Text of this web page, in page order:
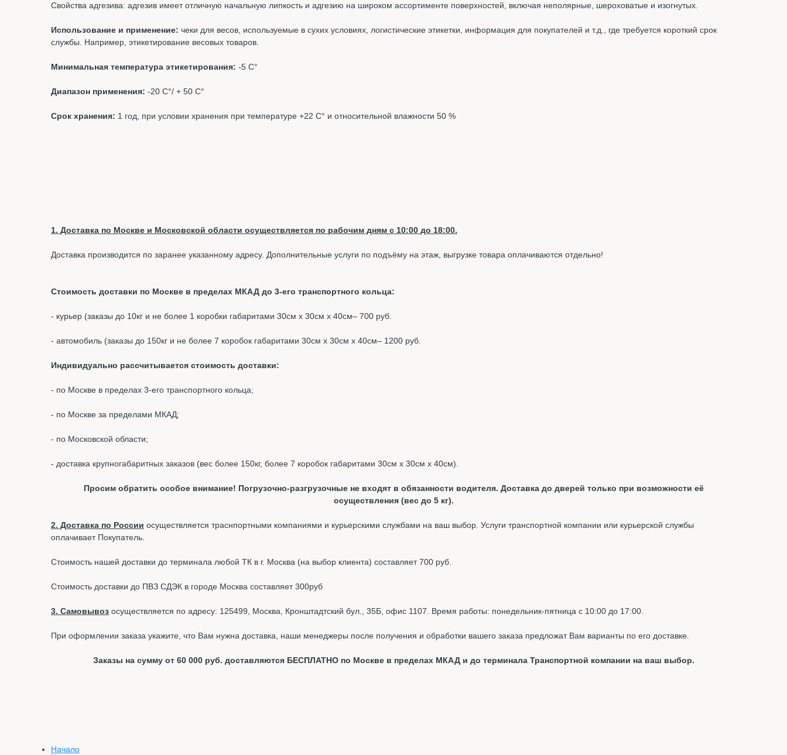
Свойства адгезива: адгезив имеет отличную начальную липкость и адгезию на широком ассортименте поверхностей, включая неполярные, шероховатые и изогнутых.
Использование и применение: чеки для весов, используемые в сухих условиях, логистические этикетки, информация для покупателей и т.д., где требуется короткий срок
службы. Например, этикетирование весовых товаров.
Минимальная температура этикетирования: -5 С°
Диапазон применения: -20 С°/ + 50 С°
Срок хранения: 1 год, при условии хранения при температуре +22 С° и относительной влажности 50 %
1. Доставка по Москве и Московской области осуществляется по рабочим дням с 10:00 до 18:00.
Доставка производится по заранее указанному адресу. Дополнительные услуги по подъёму на этаж, выгрузке товара оплачиваются отдельно!
Стоимость доставки по Москве в пределах МКАД до 3-его транспортного кольца:
- курьер (заказы до 10кг и не более 1 коробки габаритами 30см х 30см х 40см– 700 руб.
- автомобиль (заказы до 150кг и не более 7 коробок габаритами 30см х 30см х 40см– 1200 руб.
Индивидуально рассчитывается стоимость доставки:
- по Москве в пределах 3-его транспортного кольца;
- по Москве за пределами МКАД;
- по Московской области;
- доставка крупногабаритных заказов (вес более 150кг, более 7 коробок габаритами 30см х 30см х 40см).
Просим обратить особое внимание! Погрузочно-разгрузочные не входят в обязанности водителя. Доставка до дверей только при возможности её
осуществления (вес до 5 кг).
2. Доставка по России осуществляется траснпортными компаниями и курьерскими службами на ваш выбор. Услуги транспортной компании или курьерской службы
оплачивает Покупатель.
Стоимость нашей доставки до терминала любой ТК в г. Москва (на выбор клиента) составляет 700 руб.
Стоимость доставки до ПВЗ СДЭК в городе Москва составляет 300руб
3. Самовывоз осуществляется по адресу: 125499, Москва, Кронштадтский бул., 35Б, офис 1107. Время работы: понедельник-пятница с 10:00 до 17:00.
При оформлении заказа укажите, что Вам нужна доставка, наши менеджеры после получения и обработки вашего заказа предложат Вам варианты по его доставке.
Заказы на сумму от 60 000 руб. доставляются БЕСПЛАТНО по Москве в пределах МКАД и до терминала Транспортной компании на ваш выбор.
Начало